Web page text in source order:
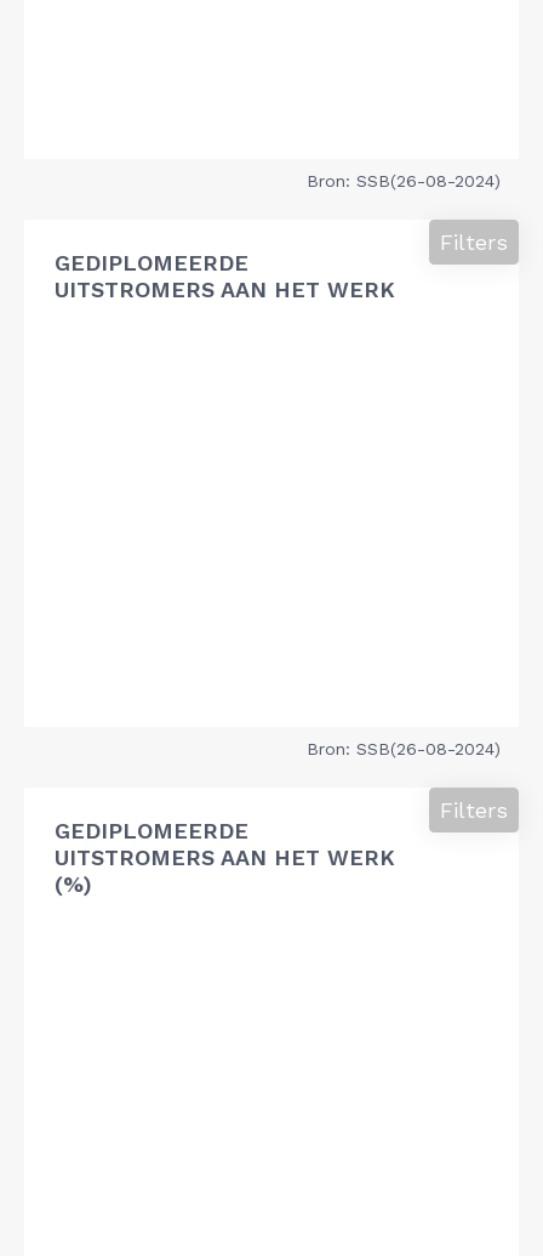
Bron: SSB(26-08-2024)
GEDIPLOMEERDE
UITSTROMERS AAN HET WERK
Filters
Bron: SSB(26-08-2024)
GEDIPLOMEERDE
UITSTROMERS AAN HET WERK
(%)
Filters